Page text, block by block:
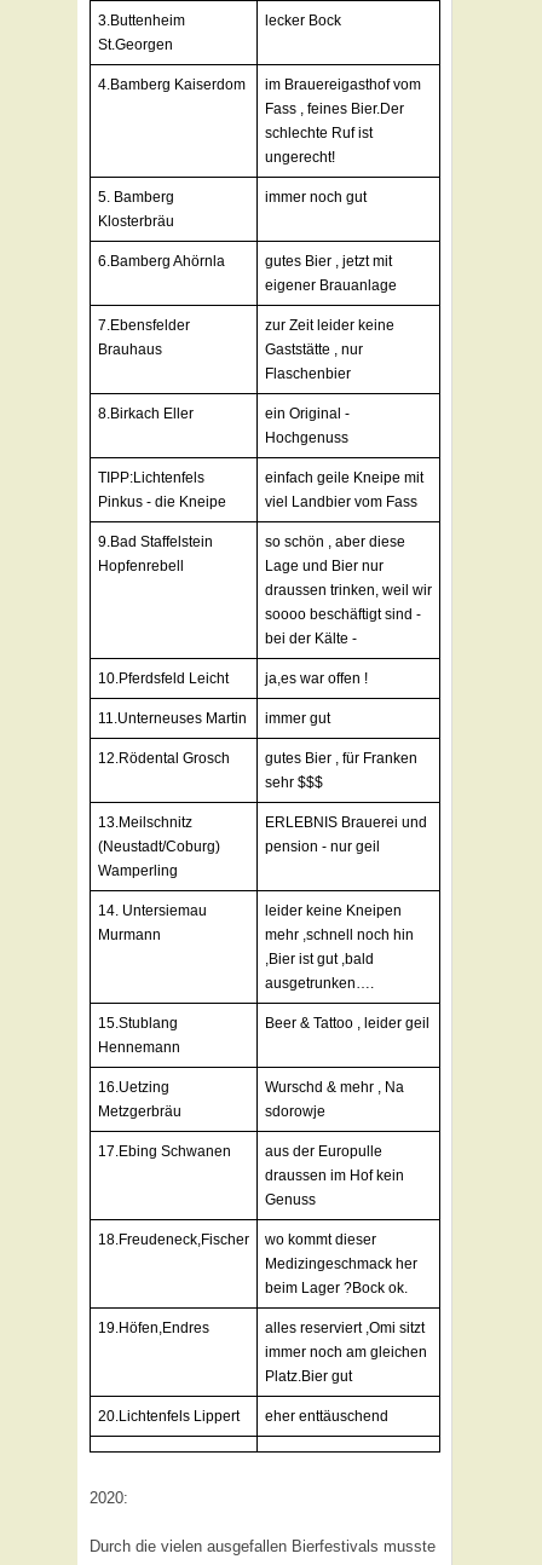
3.Buttenheim
St.Georgen
lecker Bock
4.Bamberg Kaiserdom
im Brauereigasthof vom
Fass , feines Bier.Der
schlechte Ruf ist
ungerecht!
5. Bamberg
Klosterbräu
immer noch gut
6.Bamberg Ahörnla
gutes Bier , jetzt mit
eigener Brauanlage
7.Ebensfelder
Brauhaus
zur Zeit leider keine
Gaststätte , nur
Flaschenbier
8.Birkach Eller
ein Original -
Hochgenuss
TIPP:Lichtenfels
Pinkus - die Kneipe
einfach geile Kneipe mit
viel Landbier vom Fass
9.Bad Staffelstein
Hopfenrebell
so schön , aber diese
Lage und Bier nur
draussen trinken, weil wir
soooo beschäftigt sind -
bei der Kälte -
10.Pferdsfeld Leicht ja,es war offen !
11.Unterneuses Martin immer gut
12.Rödental Grosch
gutes Bier , für Franken
sehr $$$
13.Meilschnitz
(Neustadt/Coburg)
Wamperling
ERLEBNIS Brauerei und
pension - nur geil
14. Untersiemau
Murmann
leider keine Kneipen
mehr ,schnell noch hin
,Bier ist gut ,bald
ausgetrunken….
15.Stublang
Hennemann
Beer & Tattoo , leider geil
16.Uetzing
Metzgerbräu
Wurschd & mehr , Na
sdorowje
17.Ebing Schwanen
aus der Europulle
draussen im Hof kein
Genuss
18.Freudeneck,Fischer
wo kommt dieser
Medizingeschmack her
beim Lager ?Bock ok.
19.Höfen,Endres
alles reserviert ,Omi sitzt
immer noch am gleichen
Platz.Bier gut
20.Lichtenfels Lippert eher enttäuschend
2020:
Durch die vielen ausgefallen Bierfestivals musste